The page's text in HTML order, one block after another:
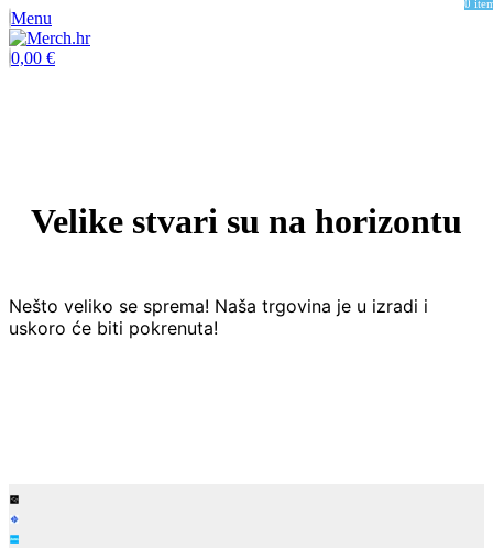
Menu
0
0,00 €
Velike stvari su na horizontu
Nešto veliko se sprema! Naša trgovina je u izradi i
uskoro će biti pokrenuta!